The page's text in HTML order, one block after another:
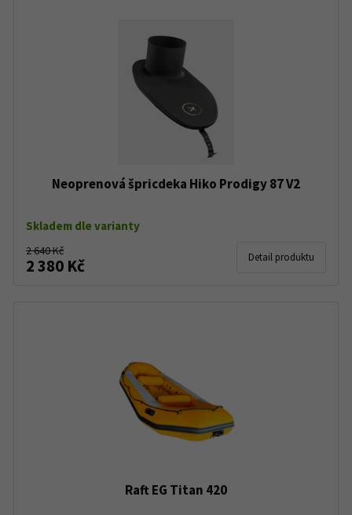
Neoprenová špricdeka Hiko Prodigy 87 V2
Skladem dle varianty
2 640 Kč
2 380 Kč Detail produktu
Raft EG Titan 420